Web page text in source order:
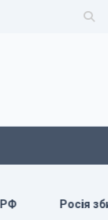
анексувати